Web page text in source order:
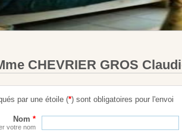
CHEVRIER GROS
par une étoile (*) sont obligatoires pour l'envoi
Nom *
votre nom